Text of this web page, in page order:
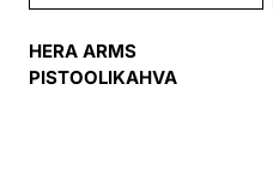
HERA ARMS
PISTOOLIKAHVA